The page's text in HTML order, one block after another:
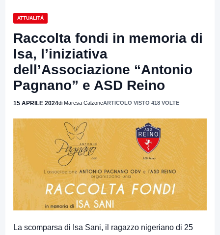
ATTUALITÀ
Raccolta fondi in memoria di
Isa, l’iniziativa
dell’Associazione “Antonio
Pagnano” e ASD Reino
15 APRILE 2024di Maresa CalzoneARTICOLO VISTO 418 VOLTE
La scomparsa di Isa Sani, il ragazzo nigeriano di 25